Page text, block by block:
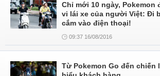
Chỉ mới 10 ngày, Pokemon
vi lái xe của người Việt: Đi
cắm vào điện thoại!
09:37 16/08/2016
Từ Pokemon Go đến